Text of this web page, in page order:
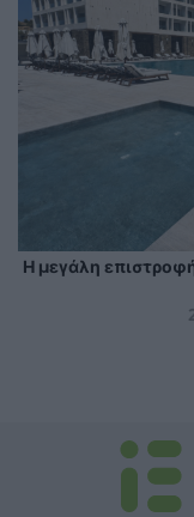
Η μεγάλη